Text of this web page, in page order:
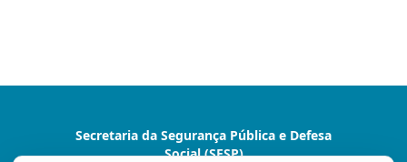
Secretaria da Segurança Pública e Defesa
Social (SESP)